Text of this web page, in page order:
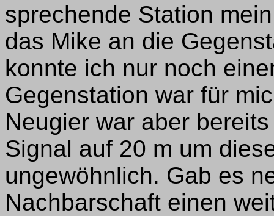
sprechende Station
das Mike an die
konnte ich nur noch
Gegenstation war für
Neugier war aber
Signal auf 20 m um
ungewöhnlich. Gab es
Nachbarschaft einen